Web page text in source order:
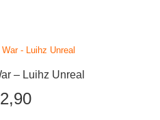
– Luihz Unreal